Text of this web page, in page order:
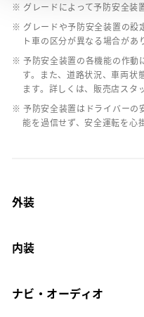
※ グレードによって予防安全装
※ グレードや予防安全装置の設
ト車の区分が異なる場合があ
※ 予防安全装置の各機能の作動
す。また、道路状況、車両状
ます。詳しくは、販売店スタ
※ 予防安全装置はドライバーの
能を過信せず、安全運転を心
外装
内装
ナビ・オーディオ